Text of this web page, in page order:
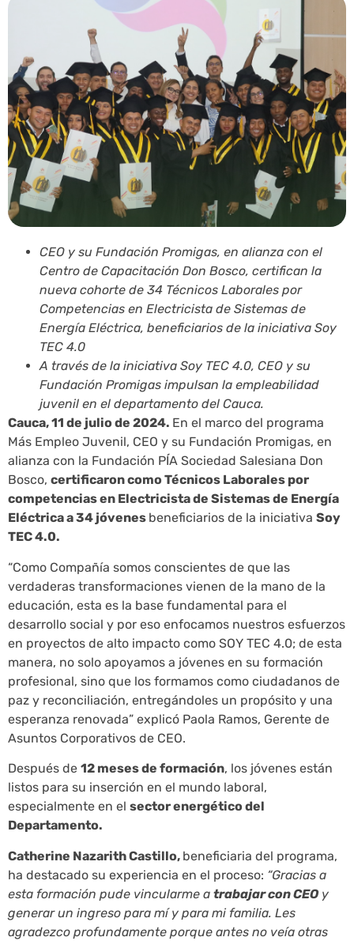
CEO y su Fundación Promigas, en alianza con el
Centro de Capacitación Don Bosco, certifican la
nueva cohorte de 34 Técnicos Laborales por
Competencias en Electricista de Sistemas de
Energía Eléctrica, beneficiarios de la iniciativa Soy
TEC 4.0
A través de la iniciativa Soy TEC 4.0, CEO y su
Fundación Promigas impulsan la empleabilidad
juvenil en el departamento del Cauca.
Cauca, 11 de julio de 2024. En el marco del programa
Más Empleo Juvenil, CEO y su Fundación Promigas, en
alianza con la Fundación PÍA Sociedad Salesiana Don
Bosco, certificaron como Técnicos Laborales por
competencias en Electricista de Sistemas de Energía
Eléctrica a 34 jóvenes beneficiarios de la iniciativa Soy
TEC 4.0.
“Como Compañía somos conscientes de que las
verdaderas transformaciones vienen de la mano de la
educación, esta es la base fundamental para el
desarrollo social y por eso enfocamos nuestros esfuerzos
en proyectos de alto impacto como SOY TEC 4.0; de esta
manera, no solo apoyamos a jóvenes en su formación
profesional, sino que los formamos como ciudadanos de
paz y reconciliación, entregándoles un propósito y una
esperanza renovada” explicó Paola Ramos, Gerente de
Asuntos Corporativos de CEO.
Después de 12 meses de formación, los jóvenes están
listos para su inserción en el mundo laboral,
especialmente en el sector energético del
Departamento.
Catherine Nazarith Castillo, beneficiaria del programa,
ha destacado su experiencia en el proceso: “Gracias a
esta formación pude vincularme a trabajar con CEOy
generar un ingreso para mí y para mi familia. Les
agradezco profundamente porque antes no veía otras